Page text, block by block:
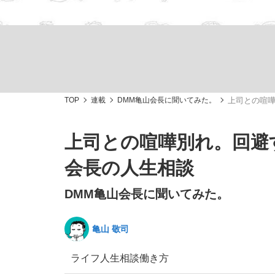
「目標達成できなかったからと言って…」
いまさら聞けない資産運用のすべて
TOP 連載 DMM亀山会長に聞いてみた。 上司との喧
上司との喧嘩別れ。回
会長の人生相談
DMM亀山会長に聞いてみた。
亀山 敬司
ライフ 人生相談働き方